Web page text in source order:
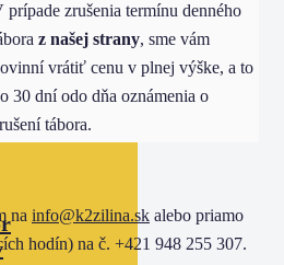
prípade zrušenia termínu denného
z našej strany, sme vám
vrátiť cenu v plnej výške, a to
30 dní odo dňa oznámenia o
tábora.
na info@k2zilina.sk alebo priamo
hodín) na č. +421 948 255 307.